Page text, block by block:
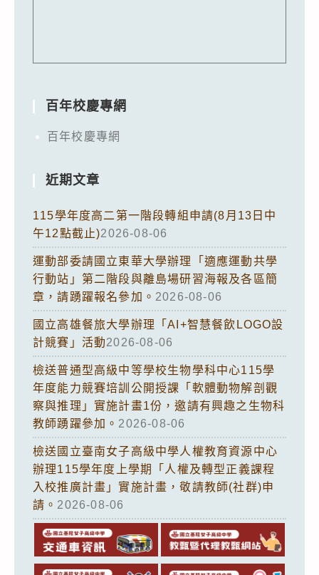
百年校慶專網
百年校慶專網
近期文章
115學年度高二第一階段轉組申請(8月13日中
午12點截止)2026-08-06
運動部委請國立東華大學辦理「適應運動共學
行動站」第二階段與離島場研習海報及各區簡
章，請踴躍報名參加。 2026-08-06
國立高雄餐旅大學辦理「AI+智慧餐飲LOGO設
計競賽」活動2026-08-06
檢送普通型高級中等學校生物學科中心115學
年度能力競賽培訓公開授課「軟體動物解剖觀
察與推理」實施計畫1份，邀請有興趣之生物科
教師踴躍參加。 2026-08-06
檢送國立臺南女子高級中學人權教育資源中心
辦理115學年度上學期「人權及轉型正義課程
入校推廣計畫」實施計畫，敬請教師(社群)申
請。 2026-08-06